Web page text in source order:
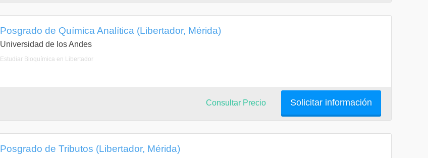
Posgrado de Química Analítica (Libertador, Mérida)
Universidad de los Andes
Estudiar Bioquímica en Libertador
Solicitar información
Consultar Precio
Posgrado de Tributos (Libertador, Mérida)